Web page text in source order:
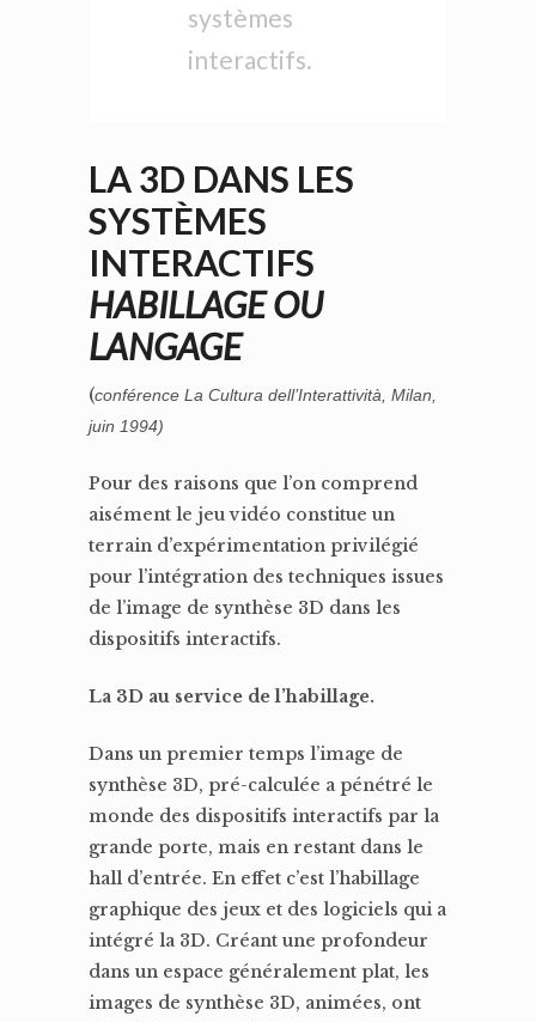
systèmes
interactifs.
LA 3D DANS LES
SYSTÈMES
INTERACTIFS
HABILLAGE OU
LANGAGE
(conférence La Cultura dell’Interattività, Milan,
juin 1994)
Pour des raisons que l’on comprend
aisément le jeu vidéo constitue un
terrain d’expérimentation privilégié
pour l’intégration des techniques issues
de l’image de synthèse 3D dans les
dispositifs interactifs.
La 3D au service de l’habillage.
Dans un premier temps l’image de
synthèse 3D, pré-calculée a pénétré le
monde des dispositifs interactifs par la
grande porte, mais en restant dans le
hall d’entrée. En effet c’est l’habillage
graphique des jeux et des logiciels qui a
intégré la 3D. Créant une profondeur
dans un espace généralement plat, les
images de synthèse 3D, animées, ont